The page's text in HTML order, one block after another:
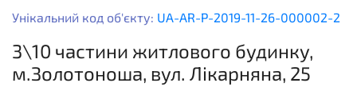
Унікальний код об'єкту: UA-AR-P-2019-11-26-000002-2
3\10 частини житлового будинку,
м.Золотоноша, вул. Лікарняна, 25